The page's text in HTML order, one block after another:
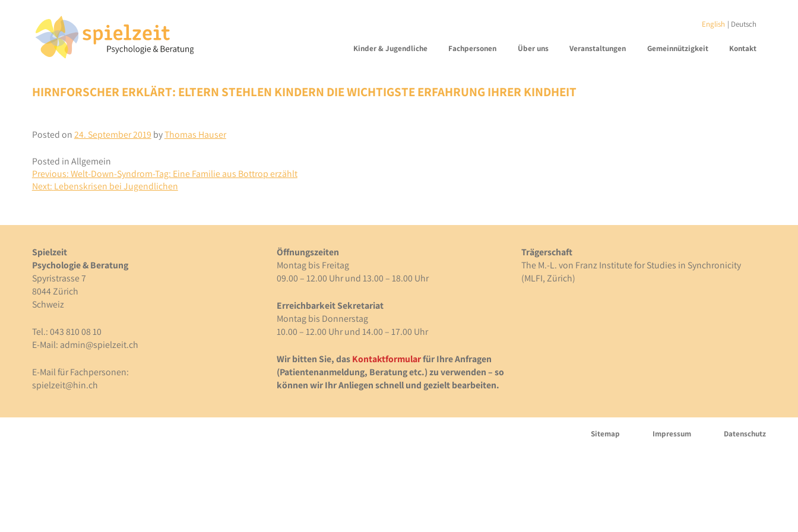
content
English Deutsch
Kinder & Jugendliche Fachpersonen Über uns Veranstaltungen Gemeinnützigkeit Kontakt
HIRNFORSCHER ERKLÄRT: ELTERN STEHLEN KINDERN DIE WICHTIGSTE ERFAHRUNG IHRER KINDHEIT
Posted on24. September 2019 byThomas Hauser
Posted in Allgemein
BEITRAGSNAVIGATION
Previous:Welt-Down-Syndrom-Tag: Eine Familie aus Bottrop erzählt
Next: Lebenskrisen bei Jugendlichen
Spielzeit
Psychologie & Beratung
Spyristrasse 7
8044 Zürich
Schweiz
Tel.: 043 810 08 10
E-Mail: admin@spielzeit.ch
E-Mail für Fachpersonen:
spielzeit@hin.ch
Öffnungszeiten
Montag bis Freitag
09.00 – 12.00 Uhr und 13.00 – 18.00 Uhr
Erreichbarkeit Sekretariat
Montag bis Donnerstag
10.00 – 12.00 Uhr und 14.00 – 17.00 Uhr
Wir bitten Sie, dasKontaktformularfür Ihre Anfragen
(Patientenanmeldung, Beratung etc.) zu verwenden – so
können wir Ihr Anliegen schnell und gezielt bearbeiten.
Trägerschaft
The M.-L. von Franz Institute for Studies in Synchronicity
(MLFI, Zürich)
Sitemap Impressum Datenschutz